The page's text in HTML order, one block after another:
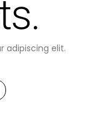
adipiscing elit.